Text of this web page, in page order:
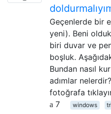
Geçenlerde bir
yeni). Beni
biri duvar ve
boşluk.
Bundan nasıl
adımlar
fotoğrafa
7
windows